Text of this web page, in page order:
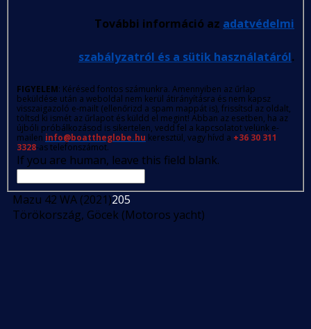
További információ az adatvédelmi
szabályzatról és a sütik használatáról.
FIGYELEM: Kérésed fontos számunkra. Amennyiben az űrlap
beküldése után a weboldal nem kerül átirányításra és nem kapsz
visszaigazoló e-mailt (ellenőrizd a spam mappát is), frissítsd az oldalt,
töltsd ki ismét az űrlapot és küldd el megint! Abban az esetben, ha az
újbóli próbálkozásod is sikertelen, vedd fel a kapcsolatot velünk e-
mailen info@boattheglobe.hu keresztül, vagy hívd a +36 30 311
3328-as telefonszámot.
If you are human, leave this field blank.
Mazu 42 WA (2021)205
Törökország, Göcek (Motoros yacht)